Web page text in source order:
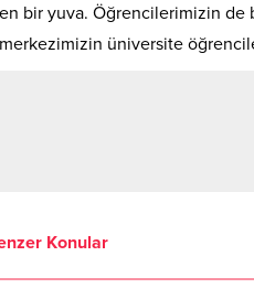
bir yuva. Öğrencilerimizin
üniversite
Konular